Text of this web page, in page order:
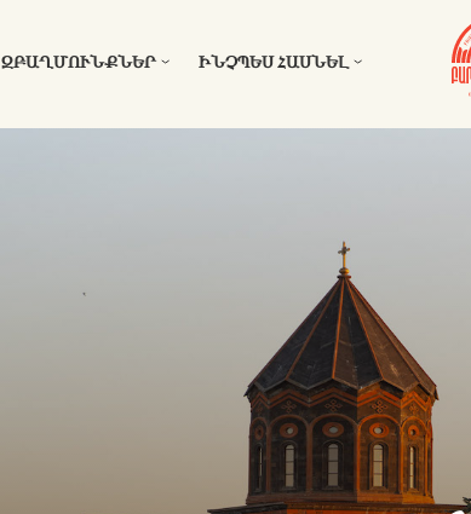
ԶԲԱՂՄՈՒՆՔՆԵՐ ԻՆՉՊԵՍ ՀԱՍՆԵԼ